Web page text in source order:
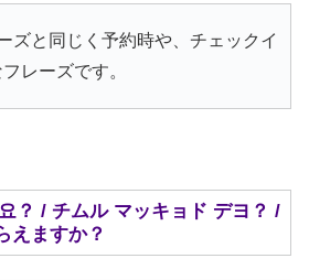
ズと同じく予約時や、チェックイ
レーズです。
？ / チムル マッキョド デヨ？ /
えますか？